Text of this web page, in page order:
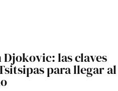
las claves
para llegar al